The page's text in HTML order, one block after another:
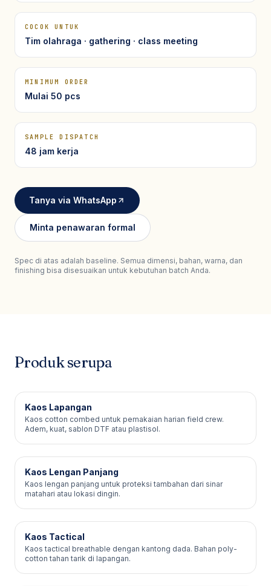
Seragam Cleaning Service
Kaos Safety
Olahraga
Almamater
COCOK UNTUK
Tim olahraga · gathering · class meeting
MINIMUM ORDER
Mulai 50 pcs
SAMPLE DISPATCH
48 jam kerja
Tanya via WhatsApp
Minta penawaran formal
Spec di atas adalah baseline. Semua dimensi, bahan, warna, dan
finishing bisa disesuaikan untuk kebutuhan batch Anda.
Produk serupa
Kaos Lapangan
Kaos cotton combed untuk pemakaian harian field crew.
Adem, kuat, sablon DTF atau plastisol.
Kaos Lengan Panjang
Kaos lengan panjang untuk proteksi tambahan dari sinar
matahari atau lokasi dingin.
Kaos Tactical
Kaos tactical breathable dengan kantong dada. Bahan poly-
cotton tahan tarik di lapangan.